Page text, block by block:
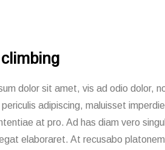
dolor sit amet, vis ad odio dolor,
periculis adipiscing, maluisset
at pro. Ad has diam vero
elaboraret. At recusabo